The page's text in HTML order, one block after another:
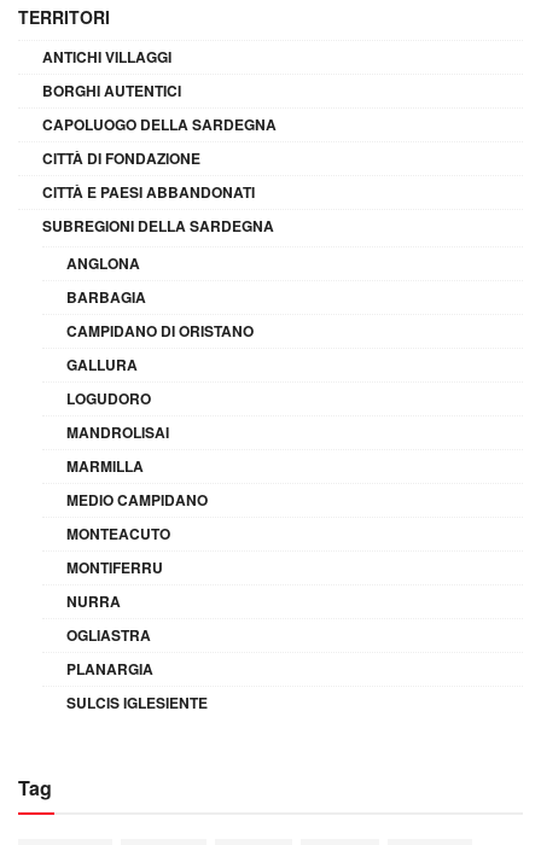
TERRITORI
ANTICHI VILLAGGI
BORGHI AUTENTICI
CAPOLUOGO DELLA SARDEGNA
CITTÀ DI FONDAZIONE
CITTÀ E PAESI ABBANDONATI
SUBREGIONI DELLA SARDEGNA
ANGLONA
BARBAGIA
CAMPIDANO DI ORISTANO
GALLURA
LOGUDORO
MANDROLISAI
MARMILLA
MEDIO CAMPIDANO
MONTEACUTO
MONTIFERRU
NURRA
OGLIASTRA
PLANARGIA
SULCIS IGLESIENTE
Tag